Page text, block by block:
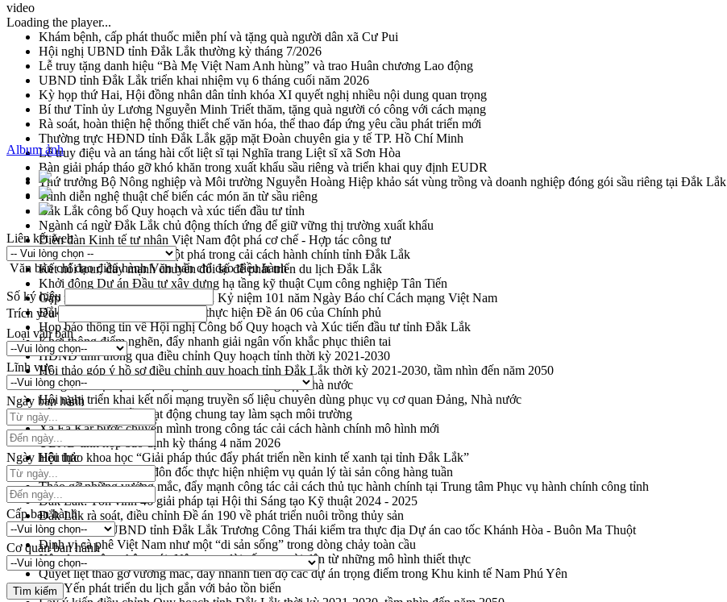
video
Loading the player...
Khám bệnh, cấp phát thuốc miễn phí và tặng quà người dân xã Cư Pui
Hội nghị UBND tỉnh Đắk Lắk thường kỳ tháng 7/2026
Lễ truy tặng danh hiệu “Bà Mẹ Việt Nam Anh hùng” và trao Huân chương Lao động
UBND tỉnh Đắk Lắk triển khai nhiệm vụ 6 tháng cuối năm 2026
Kỳ họp thứ Hai, Hội đồng nhân dân tỉnh khóa XI quyết nghị nhiều nội dung quan trọng
Bí thư Tỉnh ủy Lương Nguyễn Minh Triết thăm, tặng quà người có công với cách mạng
Rà soát, hoàn thiện hệ thống thiết chế văn hóa, thể thao đáp ứng yêu cầu phát triển mới
Thường trực HĐND tỉnh Đắk Lắk gặp mặt Đoàn chuyên gia y tế TP. Hồ Chí Minh
Lễ truy điệu và an táng hài cốt liệt sĩ tại Nghĩa trang Liệt sĩ xã Sơn Hòa
Bàn giải pháp tháo gỡ khó khăn trong xuất khẩu sầu riêng và triển khai quy định EUDR
Thứ trưởng Bộ Nông nghiệp và Môi trường Nguyễn Hoàng Hiệp khảo sát vùng trồng và doanh nghiệp đóng gói sầu riêng tại Đắk Lắk
Trình diễn nghệ thuật chế biến các món ăn từ sầu riêng
Đắk Lắk công bố Quy hoạch và xúc tiến đầu tư tỉnh
Ngành cá ngừ Đắk Lắk chủ động thích ứng để giữ vững thị trường xuất khẩu
Diễn đàn Kinh tế tư nhân Việt Nam đột phá cơ chế - Hợp tác công tư
Đề án 06 tạo bước ngoặt đột phá trong cải cách hành chính tỉnh Đắk Lắk
Kết nối tour, đẩy mạnh chuyển đổi số để phát triển du lịch Đắk Lắk
Khởi động Dự án Đầu tư xây dựng hạ tầng kỹ thuật Cụm công nghiệp Tân Tiến
Gặp mặt các cơ quan báo chí nhân Kỷ niệm 101 năm Ngày Báo chí Cách mạng Việt Nam
Đắk Lắk sơ kết 4 năm triển khai thực hiện Đề án 06 của Chính phủ
Họp báo thông tin về Hội nghị Công bố Quy hoạch và Xúc tiến đầu tư tỉnh Đắk Lắk
Khơi thông điểm nghẽn, đẩy nhanh giải ngân vốn khắc phục thiên tai
HĐND tỉnh thông qua điều chỉnh Quy hoạch tỉnh thời kỳ 2021-2030
Hội thảo góp ý hồ sơ điều chỉnh quy hoạch tỉnh Đắk Lắk thời kỳ 2021-2030, tầm nhìn đến năm 2050
Nâng cao hiệu quả hoạt động của các doanh nghiệp nhà nước
Hội nghị triển khai kết nối mạng truyền số liệu chuyên dùng phục vụ cơ quan Đảng, Nhà nước
Lễ phát động chuỗi hoạt động chung tay làm sạch môi trường
Xã Ea Kar bước chuyển mình trong công tác cải cách hành chính mô hình mới
UBND tỉnh họp báo định kỳ tháng 4 năm 2026
Hội thảo khoa học “Giải pháp thúc đẩy phát triển nền kinh tế xanh tại tỉnh Đắk Lắk”
Tăng cường giám sát, đôn đốc thực hiện nhiệm vụ quản lý tài sản công hàng tuần
Tháo gỡ những vướng mắc, đẩy mạnh công tác cải cách thủ tục hành chính tại Trung tâm Phục vụ hành chính công tỉnh
Đắk Lắk: Tôn vinh 46 giải pháp tại Hội thi Sáng tạo Kỹ thuật 2024 - 2025
Đắk Lắk rà soát, điều chỉnh Đề án 190 về phát triển nuôi trồng thủy sản
Phó Chủ tịch UBND tỉnh Đắk Lắk Trương Công Thái kiểm tra thực địa Dự án cao tốc Khánh Hòa - Buôn Ma Thuột
Định vị cà phê Việt Nam như một “di sản sống” trong dòng chảy toàn cầu
Xây dựng nông thôn mới: Nâng cao đời sống người dân từ những mô hình thiết thực
Quyết liệt tháo gỡ vướng mắc, đẩy nhanh tiến độ các dự án trọng điểm trong Khu kinh tế Nam Phú Yên
Hòn Yến phát triển du lịch gắn với bảo tồn biển
Album ảnh
Liên kết web
Văn bản chỉ đạo điều hành Văn bản chỉ đạo điều hành
Số ký hiệu
Trích yếu
Loại văn bản
Lĩnh vực
Ngày ban hành
Ngày hiệu lực
Cấp ban hành
Cơ quan ban hành